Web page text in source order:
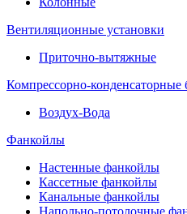
Вентиляционные установки
Приточно-вытяжные
Компрессорно-конденсаторные
Воздух-Вода
Фанкойлы
Настенные фанкойлы
Кассетные фанкойлы
Канальные фанкойлы